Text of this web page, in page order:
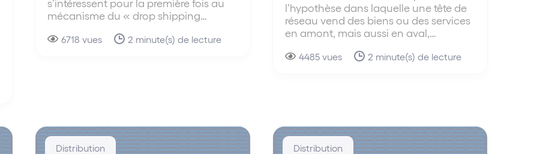
mécanisme du « drop shipping…
6718 vues 2 minute(s) de lecture
l’hypothèse dans laquelle une tête de
réseau vend des biens ou des services
en amont, mais aussi en aval,…
4485 vues 2 minute(s) de lecture
Distribution Distribution